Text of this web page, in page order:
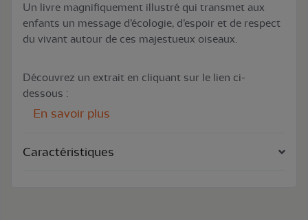
Un livre magnifiquement illustré qui transmet aux
enfants un message d’écologie, d’espoir et de respect
du vivant autour de ces majestueux oiseaux.
Découvrez un extrait en cliquant sur le lien ci-
dessous :
En savoir plus
Caractéristiques